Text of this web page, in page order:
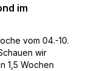
im
vom 04.-10.
wir
1,5 Wochen